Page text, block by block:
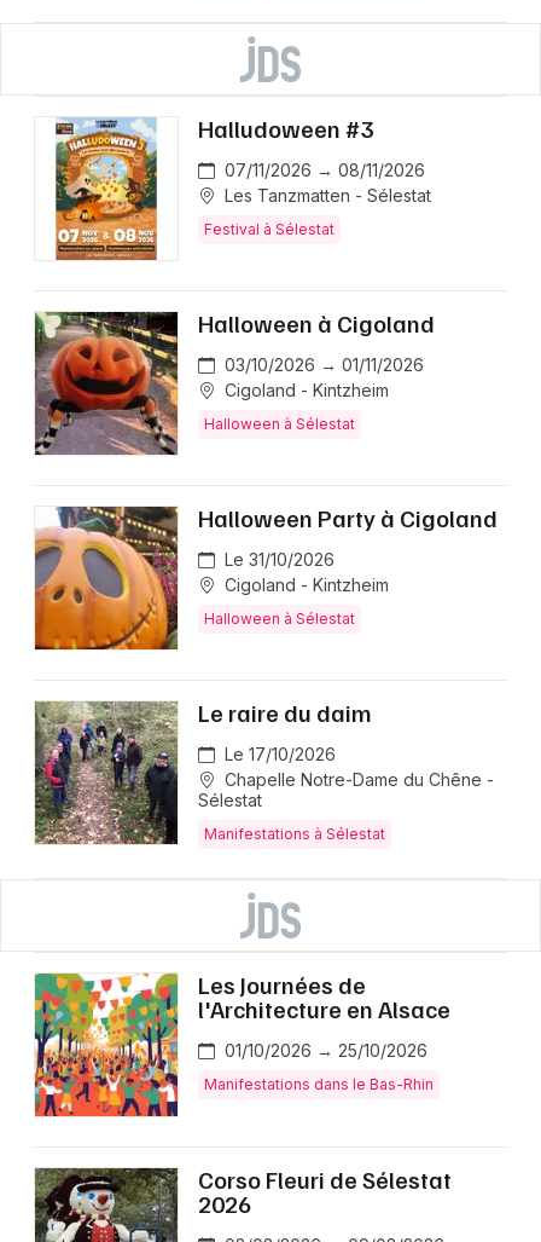
Halludoween #3
07/11/2026 → 08/11/2026
Les Tanzmatten - Sélestat
Festival à Sélestat
Halloween à Cigoland
03/10/2026 → 01/11/2026
Cigoland - Kintzheim
Halloween à Sélestat
Halloween Party à Cigoland
Le 31/10/2026
Cigoland - Kintzheim
Halloween à Sélestat
Le raire du daim
Le 17/10/2026
Chapelle Notre-Dame du Chêne -
Sélestat
Manifestations à Sélestat
Les Journées de
l'Architecture en Alsace
01/10/2026 → 25/10/2026
Manifestations dans le Bas-Rhin
Corso Fleuri de Sélestat
2026